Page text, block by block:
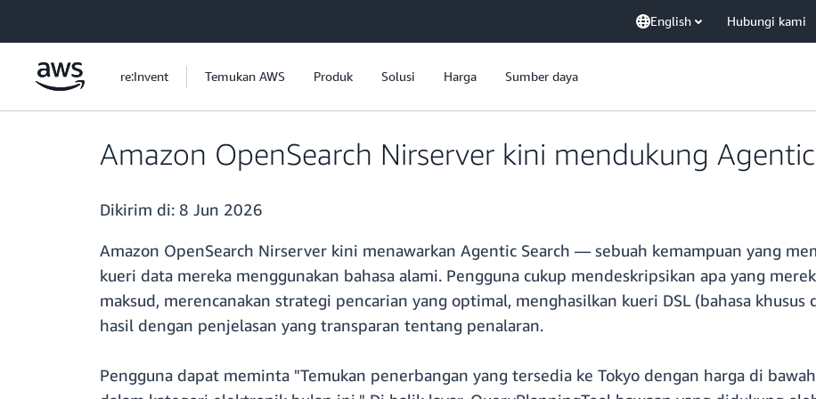
English Hubungi kami
re:Invent Temukan AWS Produk Solusi Harga Sumber daya
Amazon OpenSearch Nirserver kini mendukung
Dikirim di: 8 Jun 2026
Amazon OpenSearch Nirserver kini menawarkan Agentic Search — sebuah kemampuan yang
kueri data mereka menggunakan bahasa alami. Pengguna cukup mendeskripsikan apa yang
maksud, merencanakan strategi pencarian yang optimal, menghasilkan kueri DSL (bahasa
hasil dengan penjelasan yang transparan tentang penalaran.
Pengguna dapat meminta "Temukan penerbangan yang tersedia ke Tokyo dengan harga di